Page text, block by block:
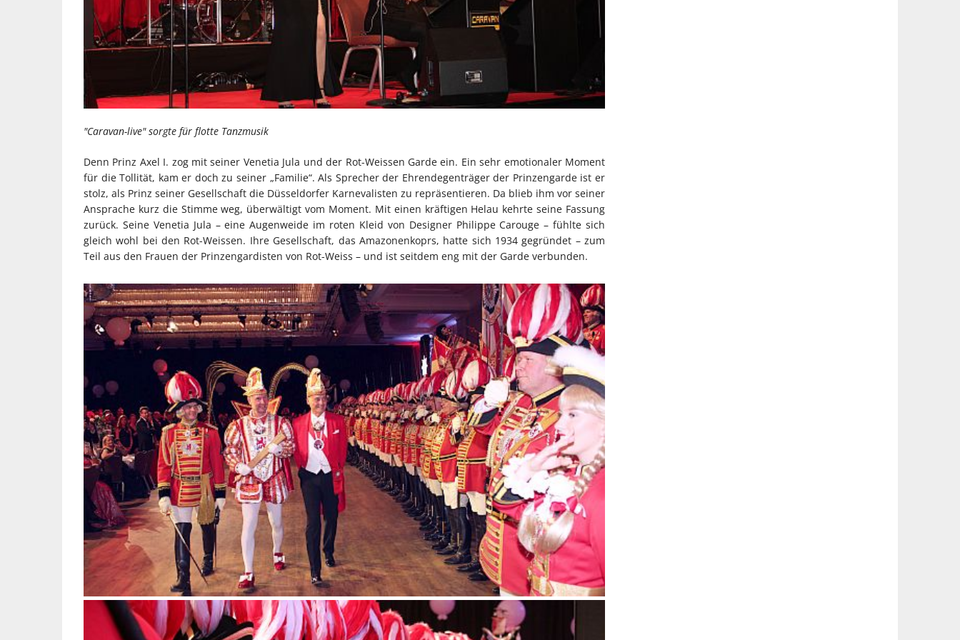
"Caravan-live" sorgte für flotte Tanzmusik
Denn Prinz Axel I. zog mit seiner Venetia Jula und der Rot-Weissen Garde ein. Ein sehr emotionaler Moment
für die Tollität, kam er doch zu seiner „Familie“. Als Sprecher der Ehrendegenträger der Prinzengarde ist er
stolz, als Prinz seiner Gesellschaft die Düsseldorfer Karnevalisten zu repräsentieren. Da blieb ihm vor seiner
Ansprache kurz die Stimme weg, überwältigt vom Moment. Mit einen kräftigen Helau kehrte seine Fassung
zurück. Seine Venetia Jula – eine Augenweide im roten Kleid von Designer Philippe Carouge – fühlte sich
gleich wohl bei den Rot-Weissen. Ihre Gesellschaft, das Amazonenkoprs, hatte sich 1934 gegründet – zum
Teil aus den Frauen der Prinzengardisten von Rot-Weiss – und ist seitdem eng mit der Garde verbunden.